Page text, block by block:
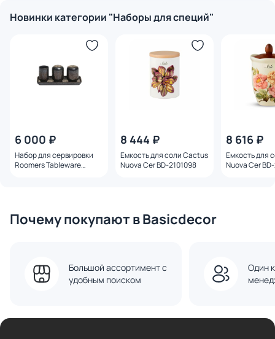
Новинки категории "Наборы для специй"
6 000 ₽
Набор для сервировки
Roomers Tableware
8 444 ₽
Емкость для соли Cactus
Nuova Cer BD-2101098
8 616 ₽
Емкость для
Nuova Cer
Почему покупают в Basicdecor
Большой ассортимент с
удобным поиском
Один